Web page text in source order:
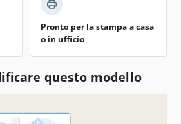
Pronto per la stampa a casa
o in ufficio
questo modello